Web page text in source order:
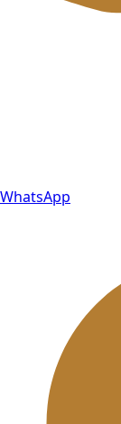
WhatsApp